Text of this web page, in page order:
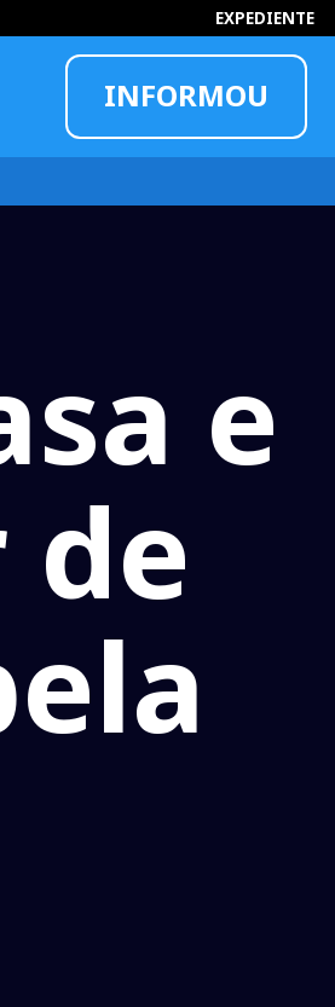
EXPEDIENTE
INFORMOU
e
de